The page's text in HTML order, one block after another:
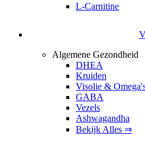
L-Carnitine
Algemene Gezondheid
DHEA
Kruiden
Visolie &
GABA
Vezels
Ashwagandha
Bekijk Alles ⇒